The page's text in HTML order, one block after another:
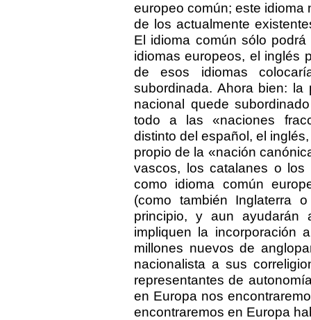
europeo común; este idioma
de los actualmente
El idioma común sólo
idiomas europeos, el inglés
de esos idiomas
subordinada. Ahora bien: la
nacional quede
todo a las «naciones
distinto del español, el
propio de la «nación
vascos, los catalanes o los
como idioma común
(como también Inglaterra
principio, y aun ayudarán
impliquen la incorporación
millones nuevos de
nacionalista a sus
representantes de
en Europa nos
encontraremos en Europa